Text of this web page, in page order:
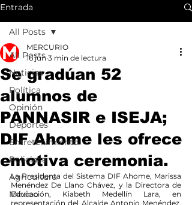
Entrada
All Posts
Noticias
Política
Opinión
Deportes
Entretenimiento
Policiaca
Agricultura
México
All Posts
Se gradúan 52
alumnos de
PANNASIR e ISEJA;
DIF Ahome les ofrece
emotiva ceremonia.
MERCURIO
16 jun 3 min de lectura
La Presidenta del Sistema DIF Ahome, Marissa
Menéndez De Llano Chávez, y la Directora de
Educación, Kiabeth Medellín Lara, en
representación del Alcalde Antonio Menéndez,